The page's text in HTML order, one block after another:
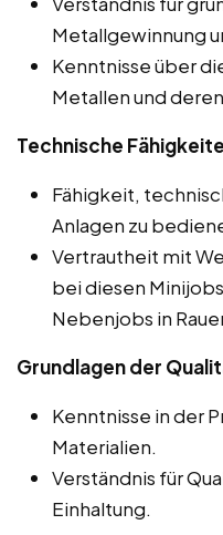
Metallgewinnung
Kenntnisse über
Metallen und
Technische
Fähigkeit,
Anlagen zu
Vertrautheit mit
bei diesen
Nebenjobs in
Grundlagen der
Kenntnisse in der
Materialien.
Verständnis für
Einhaltung.